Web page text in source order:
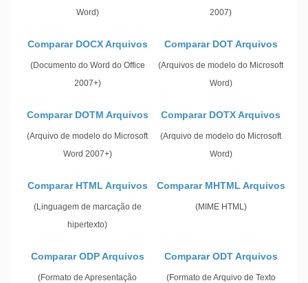
Word)
2007)
Comparar DOCX Arquivos
(Documento do Word do Office
2007+)
Comparar DOT Arquivos
(Arquivos de modelo do Microsoft
Word)
Comparar DOTM Arquivos
(Arquivo de modelo do Microsoft
Word 2007+)
Comparar DOTX Arquivos
(Arquivo de modelo do Microsoft
Word)
Comparar HTML Arquivos
(Linguagem de marcação de
hipertexto)
Comparar MHTML Arquivos
(MIME HTML)
Comparar ODP Arquivos
(Formato de Apresentação
Comparar ODT Arquivos
(Formato de Arquivo de Texto